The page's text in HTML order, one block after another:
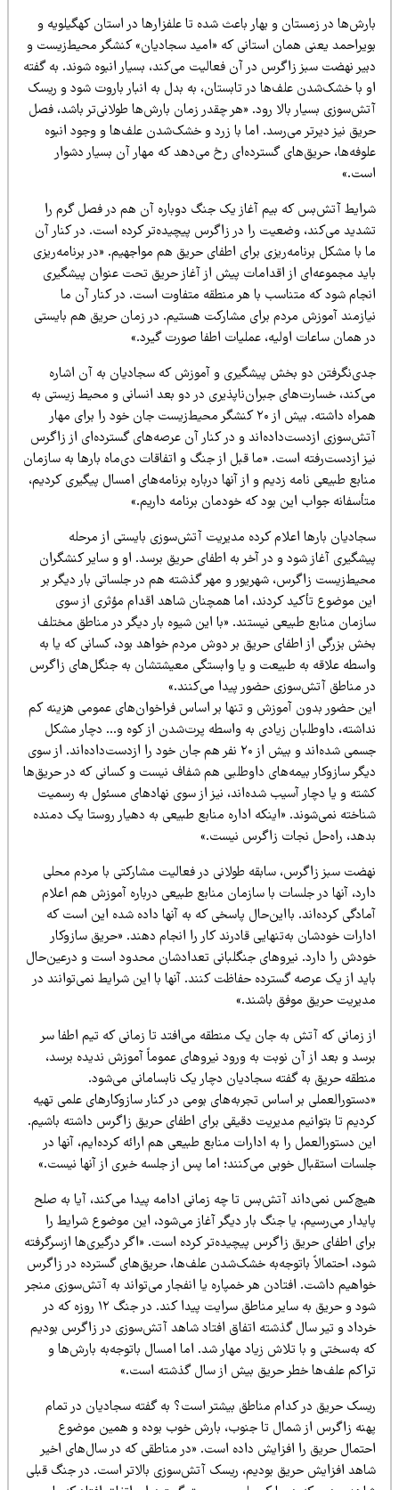
در زمستان و بهار باعث شده تا علفزارها در استان کهگیلویه و
یعنی همان استانی که «امید سجادیان» کنشگر محیط‌زیست و
نهضت سبز زاگرس در آن فعالیت می‌کند، بسیار انبوه شوند. به گفته
با خشک‌شدن علف‌ها در تابستان، به بدل به انبار باروت شود و ریسک
بسیار بالا رود. «هر چقدر زمان بارش‌ها طولانی‌تر باشد، فصل
نیز دیرتر می‌رسد. اما با زرد و خشک‌شدن علف‌ها و وجود انبوه
حریق‌های گسترده‌ای رخ می‌دهد که مهار آن بسیار دشوار
آتش‌بس که بیم آغاز یک جنگ دوباره آن هم در فصل گرم را
می‌کند، وضعیت را در زاگرس پیچیده‌تر کرده است. در کنار آن
با مشکل برنامه‌ریزی برای اطفای حریق هم مواجهیم. «در برنامه‌ریزی
مجموعه‌ای از اقدامات پیش از آغاز حریق تحت عنوان پیشگیری
شود که متناسب با هر منطقه متفاوت است. در کنار آن ما
آموزش مردم برای مشارکت هستیم. در زمان حریق هم بایستی
همان ساعات اولیه، عملیات اطفا صورت گیرد.»
دو بخش پیشگیری و آموزش که سجادیان به آن اشاره
خسارت‌های جبران‌ناپذیری در دو بعد انسانی و محیط زیستی به
همراه داشته. بیش از ۲۰ کنشگر محیط‌زیست جان خود را برای مهار
ازدست‌داده‌اند و در کنار آن عرصه‌های گسترده‌ای از زاگرس
ازدست‌رفته است. «ما قبل از جنگ و اتفاقات دی‌ماه بارها به سازمان
طبیعی نامه زدیم و از آنها درباره برنامه‌های امسال پیگیری کردیم،
جواب این بود که خودمان برنامه داریم.»
بارها اعلام کرده مدیریت آتش‌سوزی بایستی از مرحله
آغاز شود و در آخر به اطفای حریق برسد. او و سایر کنشگران
زاگرس، شهریور و مهر گذشته هم در جلساتی بار دیگر بر
موضوع تأکید کردند، اما همچنان شاهد اقدام مؤثری از سوی
منابع طبیعی نیستند. «با این شیوه بار دیگر در مناطق مختلف
بزرگی از اطفای حریق بر دوش مردم خواهد بود، کسانی که یا به
علاقه به طبیعت و یا وابستگی معیشتشان به جنگل‌های زاگرس
مناطق آتش‌سوزی حضور پیدا می‌کنند.»
حضور بدون آموزش و تنها بر اساس فراخوان‌های عمومی هزینه کم
داوطلبان زیادی به واسطه پرت‌شدن از کوه و… دچار مشکل
جسمی شده‌اند و بیش از ۲۰ نفر هم جان خود را ازدست‌داده‌اند. از سوی
سازوکار بیمه‌های داوطلبی هم شفاف نیست و کسانی که در حریق‌ها
و یا دچار آسیب شده‌اند، نیز از سوی نهادهای مسئول به رسمیت
نمی‌شوند. «اینکه اداره منابع طبیعی به دهیار روستا یک دمنده
راه‌حل نجات زاگرس نیست.»
سبز زاگرس، سابقه طولانی در فعالیت مشارکتی با مردم محلی
آنها در جلسات با سازمان منابع طبیعی درباره آموزش هم اعلام
کرده‌اند. بااین‌حال پاسخی که به آنها داده شده این است که
خودشان به‌تنهایی قادرند کار را انجام دهند. «حریق سازوکار
را دارد. نیروهای جنگلبانی تعدادشان محدود است و درعین‌حال
از یک عرصه گسترده حفاظت کنند. آنها با این شرایط نمی‌توانند در
حریق موفق باشند.»
زمانی که آتش به جان یک منطقه می‌افتد تا زمانی که تیم اطفا سر
و بعد از آن نوبت به ورود نیروهای عموماً آموزش ندیده برسد،
حریق به گفته سجادیان دچار یک نابسامانی می‌شود.
بر اساس تجربه‌های بومی در کنار سازوکارهای علمی تهیه
تا بتوانیم مدیریت دقیقی برای اطفای حریق زاگرس داشته باشیم.
دستورالعمل را به ادارات منابع طبیعی هم ارائه کرده‌ایم، آنها در
استقبال خوبی می‌کنند؛ اما پس از جلسه خبری از آنها نیست.»
نمی‌داند آتش‌بس تا چه زمانی ادامه پیدا می‌کند، آیا به صلح
می‌رسیم، یا جنگ بار دیگر آغاز می‌شود، این موضوع شرایط را
اطفای حریق زاگرس پیچیده‌تر کرده است. «اگر درگیری‌ها ازسرگرفته
احتمالاً باتوجه‌به خشک‌شدن علف‌ها، حریق‌های گسترده در زاگرس
داشت. افتادن هر خمپاره یا انفجار می‌تواند به آتش‌سوزی منجر
شود و حریق به سایر مناطق سرایت پیدا کند. در جنگ ۱۲ روزه که در
و تیر سال گذشته اتفاق افتاد شاهد آتش‌سوزی در زاگرس بودیم
به‌سختی و با تلاش زیاد مهار شد. اما امسال باتوجه‌به بارش‌ها و
علف‌ها خطر حریق بیش از سال گذشته است.»
حریق در کدام مناطق بیشتر است؟ به گفته سجادیان در تمام
زاگرس از شمال تا جنوب، بارش خوب بوده و همین موضوع
حریق را افزایش داده است. «در مناطقی که در سال‌های اخیر
افزایش حریق بودیم، ریسک آتش‌سوزی بالاتر است. در جنگ قبلی